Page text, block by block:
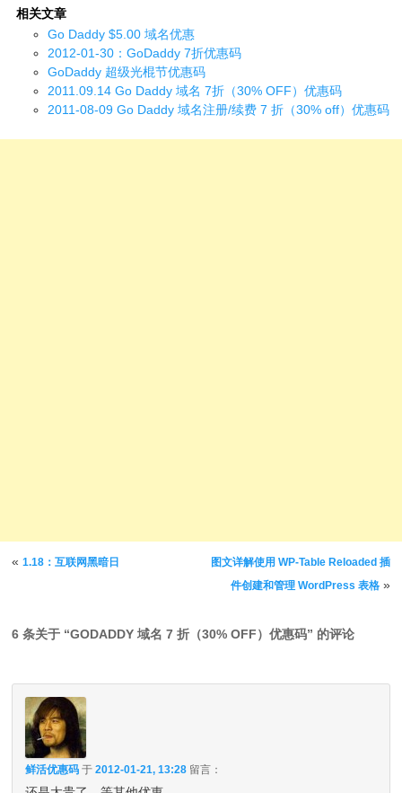
相关文章
Go Daddy $5.00 域名优惠
2012-01-30：GoDaddy 7折优惠码
GoDaddy 超级光棍节优惠码
2011.09.14 Go Daddy 域名 7折（30% OFF）优惠码
2011-08-09 Go Daddy 域名注册/续费 7 折（30% off）优惠码
文章导航
«1.18：互联网黑暗日
图文详解使用 WP-Table Reloaded 插
件创建和管理 WordPress 表格»
6 条关于 “GODADDY 域名 7 折（30% OFF）优惠码” 的评论
鲜活优惠码 于2012-01-21, 13:28 留言：